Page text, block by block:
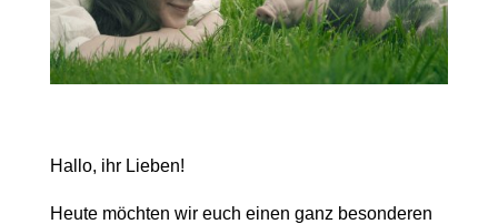
Hallo, ihr Lieben!
Heute möchten wir euch einen ganz besonderen